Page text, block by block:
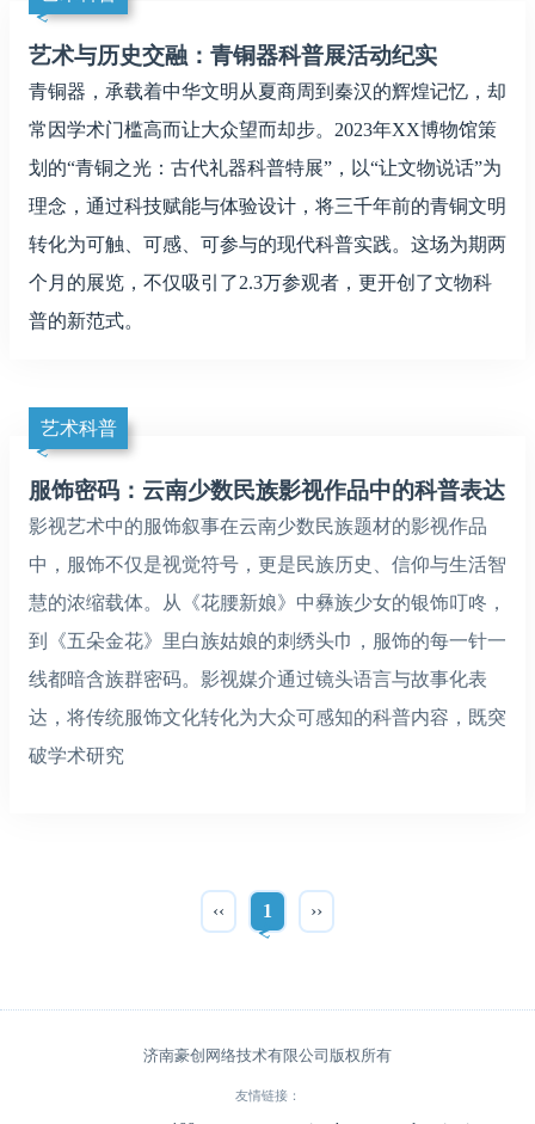
艺术与历史交融：青铜器科普展活动纪实
青铜器，承载着中华文明从夏商周到秦汉的辉煌记忆，却
常因学术门槛高而让大众望而却步。2023年XX博物馆策
划的“青铜之光：古代礼器科普特展”，以“让文物说话”为
理念，通过科技赋能与体验设计，将三千年前的青铜文明
转化为可触、可感、可参与的现代科普实践。这场为期两
个月的展览，不仅吸引了2.3万参观者，更开创了文物科
普的新范式。
艺术科普
服饰密码：云南少数民族影视作品中的科普表达
影视艺术中的服饰叙事在云南少数民族题材的影视作品
中，服饰不仅是视觉符号，更是民族历史、信仰与生活智
慧的浓缩载体。从《花腰新娘》中彝族少女的银饰叮咚，
到《五朵金花》里白族姑娘的刺绣头巾，服饰的每一针一
线都暗含族群密码。影视媒介通过镜头语言与故事化表
达，将传统服饰文化转化为大众可感知的科普内容，既突
破学术研究
‹‹ 1 ››
济南豪创网络技术有限公司版权所有
友情链接：